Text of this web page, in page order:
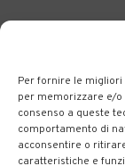
Per fornire le
per memorizzare e/
consenso a queste
comportamento di
acconsentire o
caratteristiche e
BERGAMO
dedite al